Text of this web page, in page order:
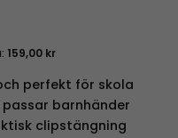
159,00 kr
perfekt för skola
barnhänder
clipstängning